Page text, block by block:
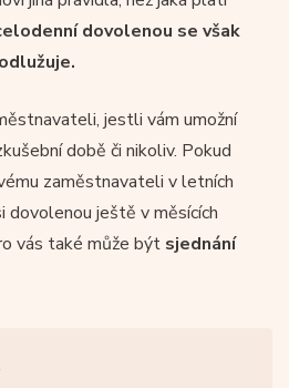
dovolenou se však
jestli vám umožní
době či nikoliv. Pokud
zaměstnavateli v letních
dovolenou ještě v měsících
vás také může být sjednání